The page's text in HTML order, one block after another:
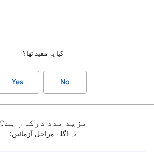
کیا یہ مفید تھا؟
Yes No
مزید مدد درکار ہے؟
یہ اگلے مراحل آزمائيں: